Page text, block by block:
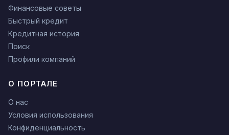
Финансовые советы
Быстрый кредит
Кредитная история
Поиск
Профили компаний
О ПОРТАЛЕ
О нас
Условия использования
Конфиденциальность